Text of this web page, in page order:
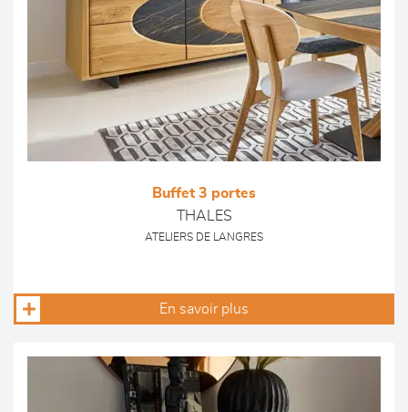
Buffet 3 portes
THALES
ATELIERS DE LANGRES
En savoir plus